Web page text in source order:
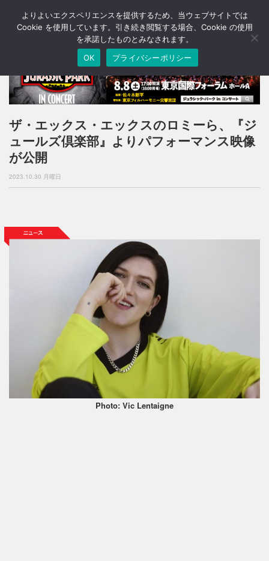
T
o
n
a
v
i
g
a
n
ザ・エックス・エックスのロミーら、『ジ
ュールズ倶楽部』よりパフォーマンス映像
が公開
2023.10.30 月曜日
Photo: Vic Lentaigne
よりよいエクスペリエンスを提供するため、当ウェブサイトでは
Cookie を使用しています。引き続き閲覧する場合、Cookie の使用
を承諾したものとみなされます。
OK
プライバシーポリシー